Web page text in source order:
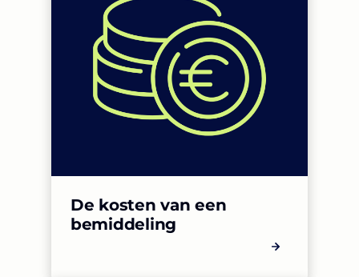
De kosten van een
bemiddeling